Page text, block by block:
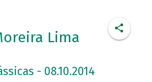
Lima
- 08.10.2014